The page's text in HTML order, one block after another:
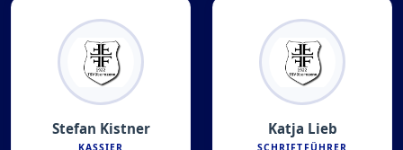
Stefan Kistner
KASSIER
Katja Lieb
SCHRIFTFÜHRER